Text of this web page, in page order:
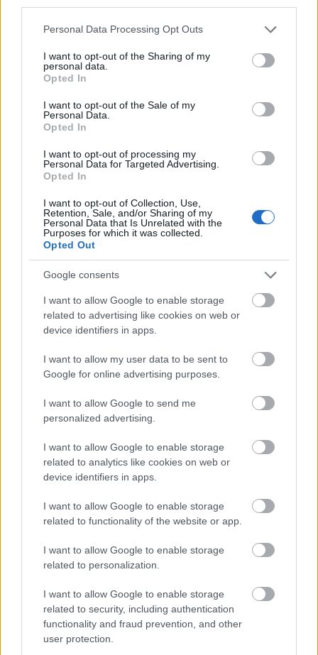
Please note that this website/app uses one or more Google
not limited to your visit or usage behaviour. You may click to
grant or deny consent to Google and its third-party tags to
use your data for below specified purposes in below Google
consent section.
Personal Data Processing Opt Outs
I want to opt-out of the Sharing of my
personal data.
Opted In
I want to opt-out of the Sale of my
Personal Data.
Opted In
I want to opt-out of processing my
Personal Data for Targeted Advertising.
Opted In
I want to opt-out of Collection, Use,
Retention, Sale, and/or Sharing of my
Personal Data that Is Unrelated with the
Purposes for which it was collected.
Opted Out
Google consents
I want to allow Google to enable storage
related to advertising like cookies on web or
device identifiers in apps.
I want to allow my user data to be sent to
Google for online advertising purposes.
I want to allow Google to send me
personalized advertising.
I want to allow Google to enable storage
related to analytics like cookies on web or
device identifiers in apps.
I want to allow Google to enable storage
related to functionality of the website or app.
I want to allow Google to enable storage
related to personalization.
I want to allow Google to enable storage
related to security, including authentication
functionality and fraud prevention, and other
user protection.
Szóval Vakond, a háttérben lappangó
prekoncepciókkal együtt. A színpad köralakú,
varietévilágítással, gondolom, cirkuszra akar
hajazni, nekem inkább egy belvárosi table dance bár
hogy a teret időről időre felszabdalják a színpadra
becsúszó üveglapok. Ez ötletes, de a végén az jutott
mit kezdeni a körben rejlő lehetőségekkel (l. például
Őrült..., Pintér Béla). A sztorit pár mondatban nehéz
leírni, a keretek - az isten háta mögötti amerikai
városba megérkező orvos, aki a fura helyiekkel
interaktál- Alice-ra és csodaországra emlékeztetnek,
hihetetlen, 1990-ben jött ki, durva). A történet nem is
lett volna rossz, Vinnai dialógusai viszont elég
semmilyenek, vizuálisan se volt egy nagy durranás,
és az egész storyline döcögött. Általában bírom a
szürrealitást, de nem hat meg, hogy a béna bábnak
beöltöztetett Fullajtárt körbemutogatják a
színpadon, miközben sejtelmes zene szól. A második
szín közepén már végképp nem érdekel a szereplők
sorsa, hogy személyesen isten manifesztálódik a
színpadon, hogy ki mikor hal meg, és hogy min
marcangolja magát az egyébként nagyon jól játszó
főszereplő, Hajduk Károly. Pozitívumként a
lehet, egyedül Pelsőczy idegesít affektálós
figurájával. A prekoncepciónak félig-meddig igaza
láttam elalvó nézőt sem, de jóindulattal is
felejthetőnek titulálható.
Konklúzió, hogy gyenge ez az alapanyag, hiába
rendezés és menő színészek. Biztosan masszív
szakmai indokok támasztják alá, hogy miért kell a
Vakondnak a város egyik legjobb színházában